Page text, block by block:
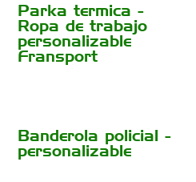
Parka termica -
Ropa de trabajo
personalizable
Fransport
Banderola policial -
personalizable